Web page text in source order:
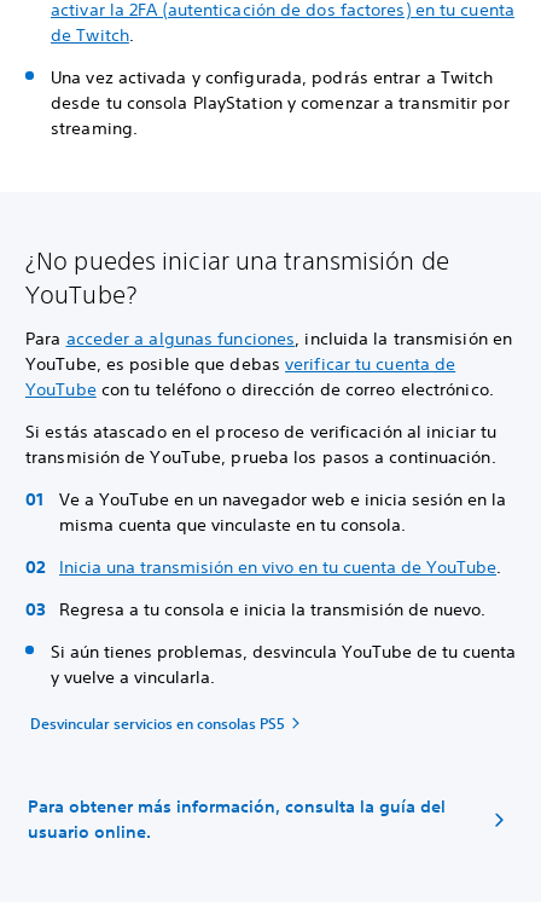
activar la 2FA (autenticación de dos factores) en tu cuenta
de Twitch.
Una vez activada y configurada, podrás entrar a Twitch
desde tu consola PlayStation y comenzar a transmitir por
streaming.
¿No puedes iniciar una transmisión de
YouTube?
Para acceder a algunas funciones, incluida la transmisión en
YouTube, es posible que debasverificar tu cuenta de
YouTubecon tu teléfono o dirección de correo electrónico.
Si estás atascado en el proceso de verificación al iniciar tu
transmisión de YouTube, prueba los pasos a continuación.
Ve a YouTube en un navegador web e inicia sesión en la
misma cuenta que vinculaste en tu consola.
Inicia una transmisión en vivo en tu cuenta de YouTube.
Regresa a tu consola e inicia la transmisión de nuevo.
Si aún tienes problemas, desvincula YouTube de tu cuenta
y vuelve a vincularla.
Desvincular servicios en consolas PS5
Para obtener más información, consulta la guía del
usuario online.